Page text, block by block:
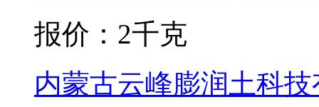
报价： 2千克
内蒙古云峰膨润土科